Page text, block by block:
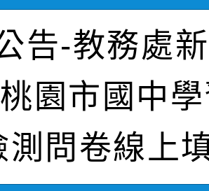
」
中市政府政風處
牽手，綠能透明
一案
「115學年度全
實施要點」及修
桃園市115年度
藝文競賽』實施計
選結果(第11招)】
度第1學期第7次
選結果(第3招)】
告-教務處
園市國中
測問卷線上